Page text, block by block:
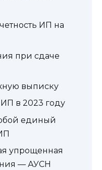
ИП на
при сдаче
выписку
ИП в 2023 году
единый
упрощенная
— АУСН